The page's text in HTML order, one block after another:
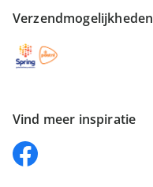
Verzendmogelijkheden
Vind meer inspiratie